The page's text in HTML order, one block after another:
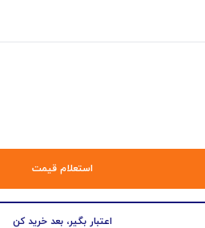
استعلام قیمت
اعتبار بگیر، بعد خرید کن